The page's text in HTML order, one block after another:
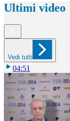
Ultimi video
Vedi tutti
04:51